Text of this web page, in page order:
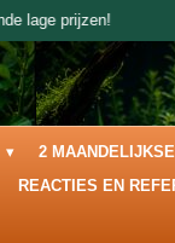
lage prijzen!
2
REACTIES EN